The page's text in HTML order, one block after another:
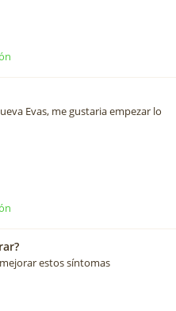
Evas, me gustaria empezar lo
estos síntomas